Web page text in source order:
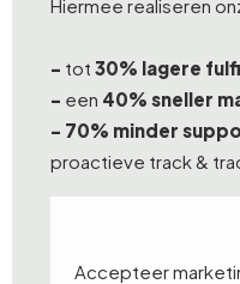
Hiermee realiseren
- tot 30% lagere
- een 40% sneller
- 70% minder
proactieve track &
Accepteer